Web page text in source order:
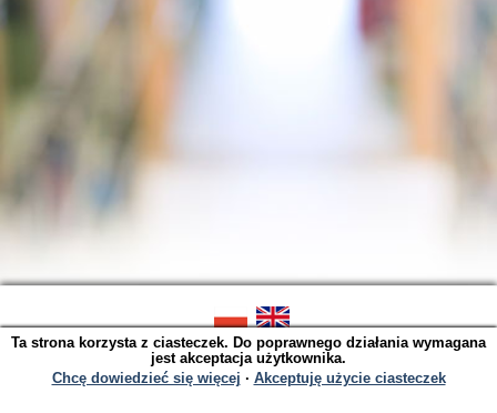
SOWA OPAC v. 6.11.9 (2026-07-21)
Wygenerowano w 0,0044 s.
Ta strona korzysta z ciasteczek. Do poprawnego działania wymagana
jest akceptacja użytkownika.
Chcę dowiedzieć się więcej ∙ Akceptuję użycie ciasteczek